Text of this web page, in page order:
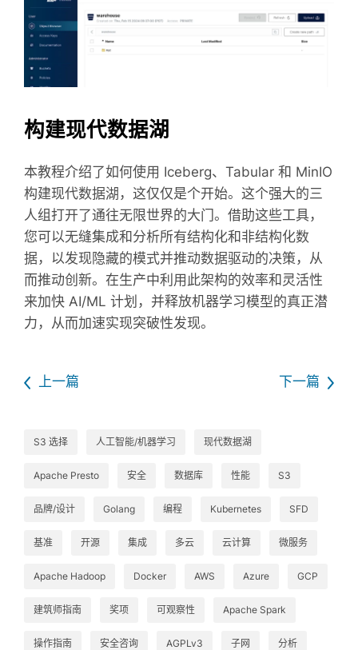
构建现代数据湖
本教程介绍了如何使用 Iceberg、Tabular 和 MinIO
构建现代数据湖，这仅仅是个开始。这个强大的三
人组打开了通往无限世界的大门。借助这些工具，
您可以无缝集成和分析所有结构化和非结构化数
据，以发现隐藏的模式并推动数据驱动的决策，从
而推动创新。在生产中利用此架构的效率和灵活性
来加快 AI/ML 计划，并释放机器学习模型的真正潜
力，从而加速实现突破性发现。
上一篇 下一篇
S3 选择 人工智能/机器学习 现代数据湖
Apache Presto 安全 数据库 性能 S3
品牌/设计 Golang 编程 Kubernetes SFD
基准 开源 集成 多云 云计算 微服务
Apache Hadoop Docker AWS Azure GCP
建筑师指南 奖项 可观察性 Apache Spark
操作指南 安全咨询 AGPLv3 子网 分析